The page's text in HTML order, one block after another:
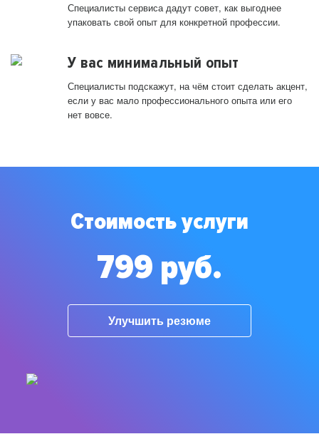
Специалисты сервиса дадут совет, как выгоднее
упаковать свой опыт для конкретной профессии.
У вас минимальный опыт
Специалисты подскажут, на чём стоит сделать акцент,
если у вас мало профессионального опыта или его
нет вовсе.
Стоимость услуги
799 руб.
Улучшить резюме